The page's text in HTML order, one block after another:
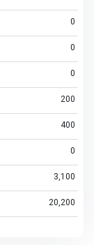
0
0
0
200
400
0
3,100
20,200